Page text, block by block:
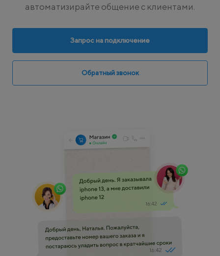
автоматизирайте общение с клиентами.
Запрос на подключение
Обратный звонок